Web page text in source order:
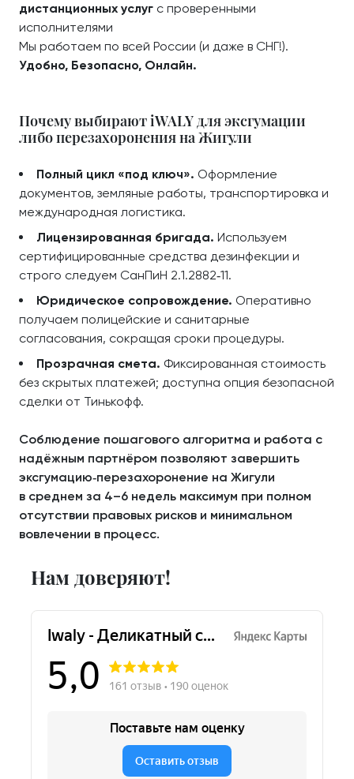
дистанционных услуг с проверенными
исполнителями
Мы работаем по всей России (и даже в СНГ!).
Удобно, Безопасно, Онлайн.
Почему выбирают iWALY для эксгумации
либо перезахоронения на Жигули
Полный цикл «под ключ». Оформление
документов, земляные работы, транспортировка и
международная логистика.
Лицензированная бригада. Используем
сертифицированные средства дезинфекции и
строго следуем СанПиН 2.1.2882‑11.
Юридическое сопровождение. Оперативно
получаем полицейские и санитарные
согласования, сокращая сроки процедуры.
Прозрачная смета. Фиксированная стоимость
без скрытых платежей; доступна опция безопасной
сделки от Тинькофф.
Соблюдение пошагового алгоритма и работа с
надёжным партнёром позволяют завершить
эксгумацию‑перезахоронение на Жигули
в среднем за 4–6 недель максимум при полном
отсутствии правовых рисков и минимальном
вовлечении в процесс.
Нам доверяют!